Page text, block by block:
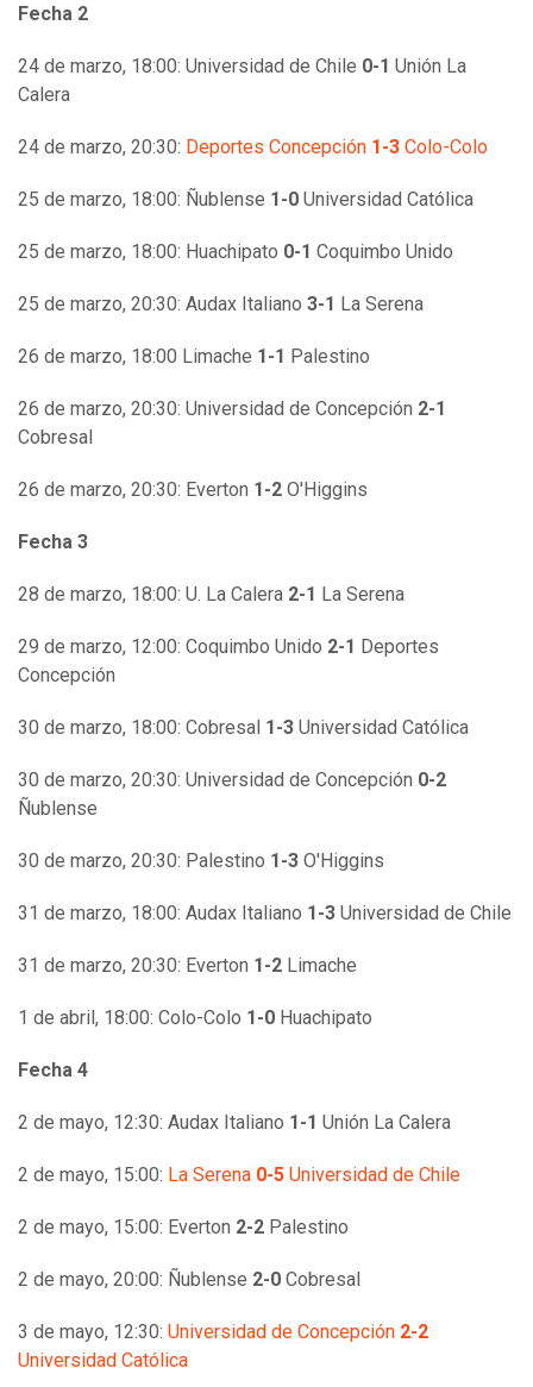
Fecha 2
24 de marzo, 18:00: Universidad de Chile 0-1 Unión La
Calera
24 de marzo, 20:30: Deportes Concepción 1-3 Colo-Colo
25 de marzo, 18:00: Ñublense 1-0 Universidad Católica
25 de marzo, 18:00: Huachipato 0-1 Coquimbo Unido
25 de marzo, 20:30: Audax Italiano 3-1 La Serena
26 de marzo, 18:00 Limache 1-1 Palestino
26 de marzo, 20:30: Universidad de Concepción 2-1
Cobresal
26 de marzo, 20:30: Everton 1-2 O'Higgins
Fecha 3
28 de marzo, 18:00: U. La Calera 2-1 La Serena
29 de marzo, 12:00: Coquimbo Unido 2-1 Deportes
Concepción
30 de marzo, 18:00: Cobresal 1-3 Universidad Católica
30 de marzo, 20:30: Universidad de Concepción 0-2
Ñublense
30 de marzo, 20:30: Palestino 1-3 O'Higgins
31 de marzo, 18:00: Audax Italiano 1-3 Universidad de Chile
31 de marzo, 20:30: Everton 1-2 Limache
1 de abril, 18:00: Colo-Colo 1-0 Huachipato
Fecha 4
2 de mayo, 12:30: Audax Italiano 1-1 Unión La Calera
2 de mayo, 15:00: La Serena 0-5 Universidad de Chile
2 de mayo, 15:00: Everton 2-2 Palestino
2 de mayo, 20:00: Ñublense 2-0 Cobresal
3 de mayo, 12:30: Universidad de Concepción 2-2
Universidad Católica